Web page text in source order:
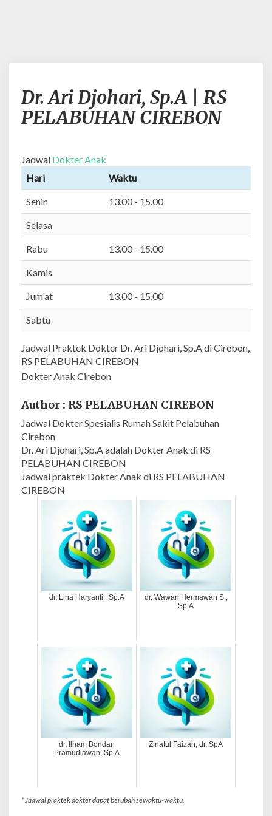
r
A
j
o
h
a
p
.
A
S
P
A
U
A
C
I
Dr. Ari Djohari, Sp.A | RS
PELABUHAN CIREBON
Jadwal Dokter Anak
Hari
Waktu
Senin 13.00 - 15.00
Selasa
Rabu 13.00 - 15.00
Kamis
Jum'at 13.00 - 15.00
Sabtu
Jadwal Praktek Dokter Dr. Ari Djohari, Sp.A di Cirebon,
RS PELABUHAN CIREBON
Dokter Anak Cirebon
Author : RS PELABUHAN CIREBON
Jadwal Dokter Spesialis Rumah Sakit Pelabuhan
Cirebon
Dr. Ari Djohari, Sp.A adalah Dokter Anak di RS
PELABUHAN CIREBON
Jadwal praktek Dokter Anak di RS PELABUHAN
CIREBON
dr. Lina Haryanti., Sp.A
dr. Wawan Hermawan S.,
Sp.A
dr. Ilham Bondan
Pramudiawan, Sp.A
Zinatul Faizah, dr, SpA
* Jadwal praktek dokter dapat berubah sewaktu-waktu.